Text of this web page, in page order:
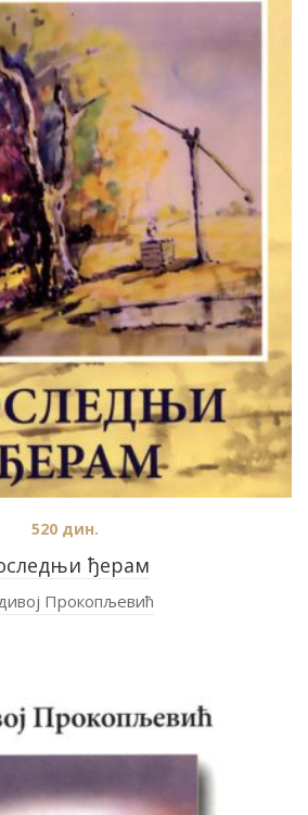
ђерам
520 дин.
Прокопљевић